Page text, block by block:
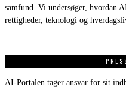
samfund. Vi undersøger, hvordan
rettigheder, teknologi og
AI-Portalen tager ansvar for sit